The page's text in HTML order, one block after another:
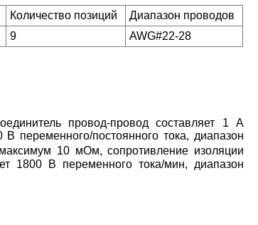
Количество позиций
Диапазон проводов
9 AWG#22-28
провод-провод составляет 1 А
переменного/постоянного тока, диапазон
10 мОм, сопротивление изоляции
1800 В переменного тока/мин, диапазон